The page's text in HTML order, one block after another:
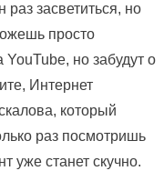
засветиться, но
просто
но забудут о
Интернет
который
раз посмотришь
уже станет скучно.